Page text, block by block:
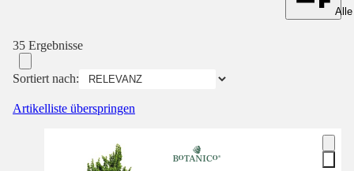
35 Ergebnisse
Sortiert nach:
Artikelliste überspringen